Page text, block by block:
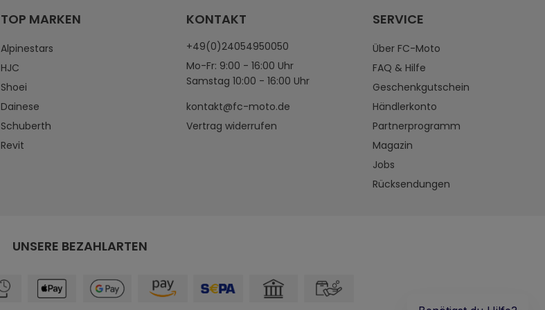
TOP MARKEN
Alpinestars
HJC
Shoei
Dainese
Schuberth
Revit
KONTAKT
+49(0)24054950050
Mo-Fr: 9:00 - 16:00 Uhr
Samstag 10:00 - 16:00 Uhr
kontakt@fc-moto.de
Vertrag widerrufen
SERVICE
Über FC-Moto
FAQ & Hilfe
Geschenkgutschein
Händlerkonto
Partnerprogramm
Magazin
Jobs
Rücksendungen
UNSERE BEZAHLARTEN